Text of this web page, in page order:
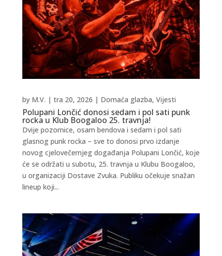
Polupani Lončić donosi sedam i pol sati punk
rocka u Klub Boogaloo 25. travnja!
by M.V. | tra 20, 2026 | Domaća glazba, Vijesti
Dvije pozornice, osam bendova i sedam i pol sati
glasnog punk rocka – sve to donosi prvo izdanje
novog cjelovečernjeg događanja Polupani Lončić, koje
će se održati u subotu, 25. travnja u Klubu Boogaloo,
u organizaciji Dostave Zvuka. Publiku očekuje snažan
lineup koji...